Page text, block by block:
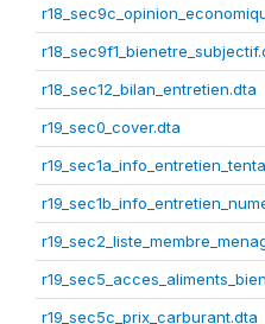
r18_sec12_bilan_entretien.dta
r19_sec0_cover.dta
r19_sec5c_prix_carburant.dta